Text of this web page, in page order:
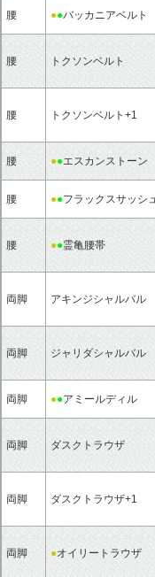
腰 ●●バッカニアベルト
腰 トクソンベルト
腰 トクソンベルト+1
腰 ●●エスカンストーン
腰 ●●フラックスサッシ
腰 ●●霊亀腰帯
両脚 アキンジシャルバル
両脚 ジャリダシャルバル
両脚 ●●アミールディル
両脚 ダスクトラウザ
両脚 ダスクトラウザ+1
両脚 ●オイリートラウザ